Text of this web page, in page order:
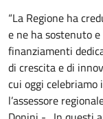
“La Regione ha
e ne ha sostenuto
finanziamenti
di crescita e di
cui oggi
l’assessore